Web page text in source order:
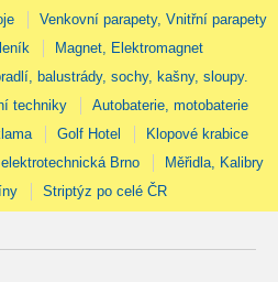
Venkovní parapety, Vnitřní parapety
Magnet, Elektromagnet
balustrády, sochy, kašny, sloupy.
techniky
Autobaterie, motobaterie
Golf Hotel
Klopové krabice
Brno
Měřidla, Kalibry
Striptýz po celé ČR